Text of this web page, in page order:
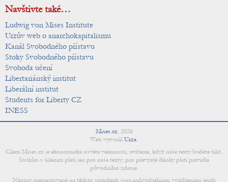
Navštivte také…
Ludwig von Mises Institute
Urzův web o anarchokapitalismu
Kanál Svobodného přístavu
Stoky Svobodného přístavu
Svoboda učení
Libertariánský institut
Liberální institut
Students for Liberty CZ
INESS
Mises.cz, 2026
Web vytvořil Urza.
Cílem Mises.cz je ekonomická osvěta veřejnosti; uvítáme, když naše texty budete šířit.
Souhlas s šířením platí jen pro naše texty; pro převzaté články platí pravidla
původního zdroje.
Názory prezentované na těchto stránkách jsou individuálními vyjádřeními jejich